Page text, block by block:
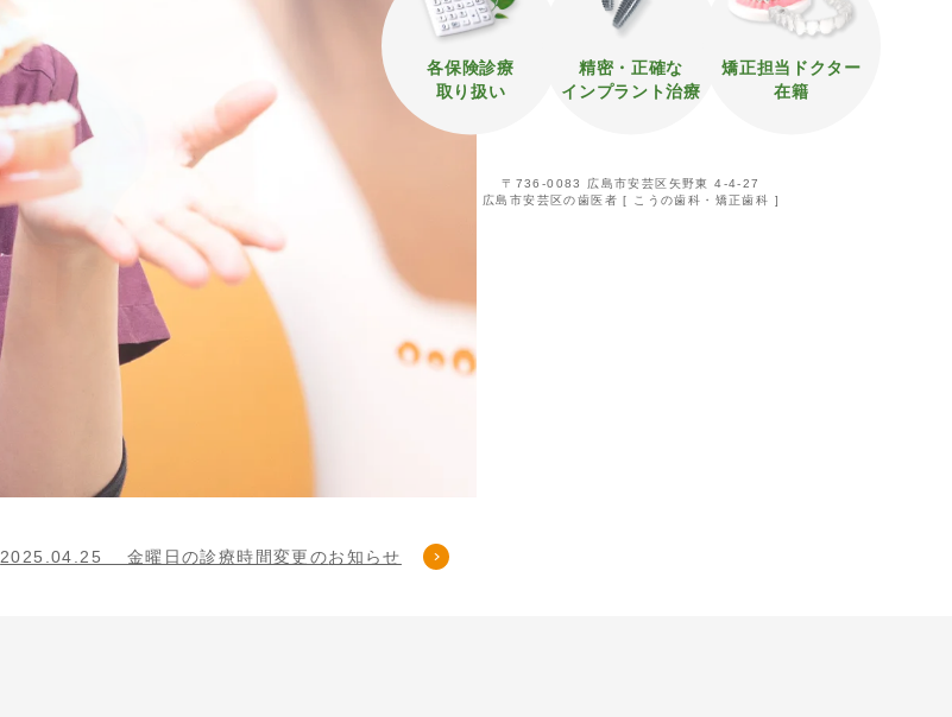
各保険診療
取り扱い
精密・正確な
インプラント治療
矯正担当ドクター
在籍
〒736-0083 広島市安芸区矢野東 4-4-27
広島市安芸区の歯医者 [ こうの歯科・矯正歯科 ]
2025.04.25 金曜日の診療時間変更のお知らせ